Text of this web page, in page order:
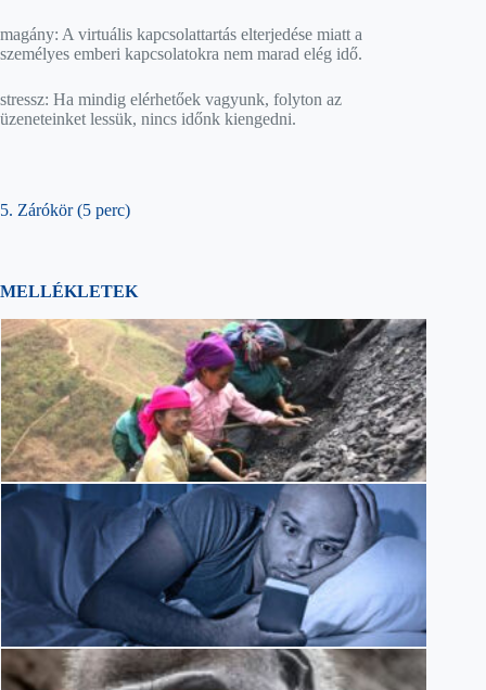
magány: A virtuális kapcsolattartás elterjedése miatt a
személyes emberi kapcsolatokra nem marad elég idő.
stressz: Ha mindig elérhetőek vagyunk, folyton az
üzeneteinket lessük, nincs időnk kiengedni.
5. Zárókör (5 perc)
MELLÉKLETEK